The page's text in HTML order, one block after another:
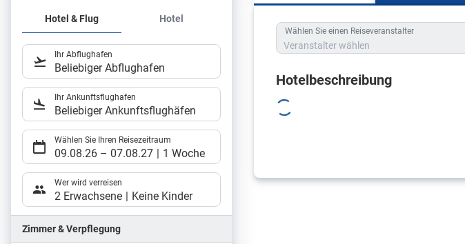
Hotel & Flug Hotel
Ihr Abflughafen
Beliebiger Abflughafen
Ihr Ankunftsflughafen
Beliebiger Ankunftsflughäfen
Wählen Sie Ihren Reisezeitraum
09.08.26 – 07.08.27 1 Woche
Wer wird verreisen
2 Erwachsene Keine Kinder
Zimmer & Verpflegung
Hotelbeschreibung
Wählen Sie einen Reiseveranstalter
Veranstalter wählen
Hotelbeschreibung